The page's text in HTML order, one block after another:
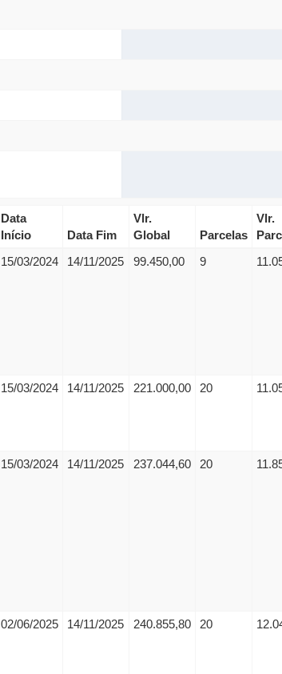
Data
Início
Data Fim
Vlr.
Global
Parcelas
Vlr.
15/03/2024 14/11/2025 99.450,00 9
15/03/2024 14/11/2025 221.000,00 20
15/03/2024 14/11/2025 237.044,60 20
02/06/2025 14/11/2025 240.855,80 20